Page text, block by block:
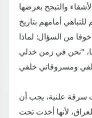
والتبجح بعرضها
أمامهم بتاريخ
من السؤال: لماذا
"نحن في زمن خدلي
سرقة علنية، يجب أن
لأنها أخذت تحت